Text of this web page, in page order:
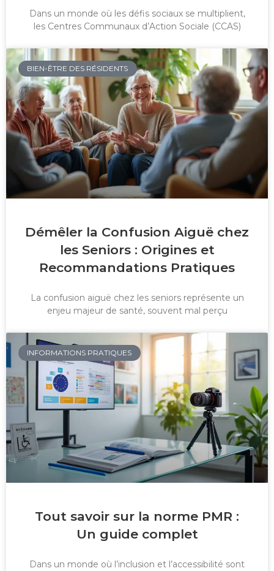
Dans un monde où les défis sociaux se multiplient,
les Centres Communaux d’Action Sociale (CCAS)
BIEN-ÊTRE DES RÉSIDENTS
Démêler la Confusion Aiguë chez
les Seniors : Origines et
Recommandations Pratiques
La confusion aiguë chez les seniors représente un
enjeu majeur de santé, souvent mal perçu
INFORMATIONS PRATIQUES
Tout savoir sur la norme PMR :
Un guide complet
Dans un monde où l’inclusion et l’accessibilité sont